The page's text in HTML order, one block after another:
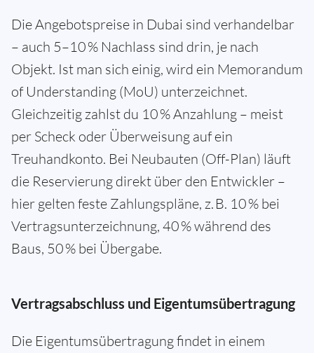
Die Angebotspreise in Dubai sind verhandelbar
– auch 5–10 % Nachlass sind drin, je nach
Objekt. Ist man sich einig, wird ein Memorandum
of Understanding (MoU) unterzeichnet.
Gleichzeitig zahlst du 10 % Anzahlung – meist
per Scheck oder Überweisung auf ein
Treuhandkonto. Bei Neubauten (Off-Plan) läuft
die Reservierung direkt über den Entwickler –
hier gelten feste Zahlungspläne, z. B. 10 % bei
Vertragsunterzeichnung, 40 % während des
Baus, 50 % bei Übergabe.
Vertragsabschluss und Eigentumsübertragung
Die Eigentumsübertragung findet in einem